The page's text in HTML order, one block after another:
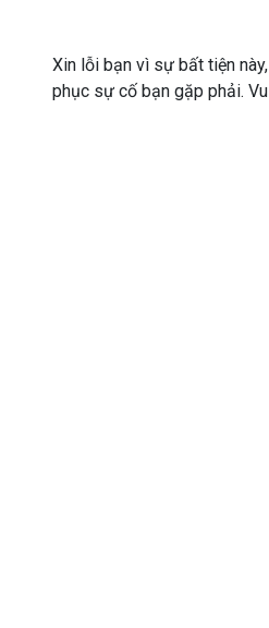
Xin lỗi bạn vì sự bất tiện
phục sự cố bạn gặp phải.